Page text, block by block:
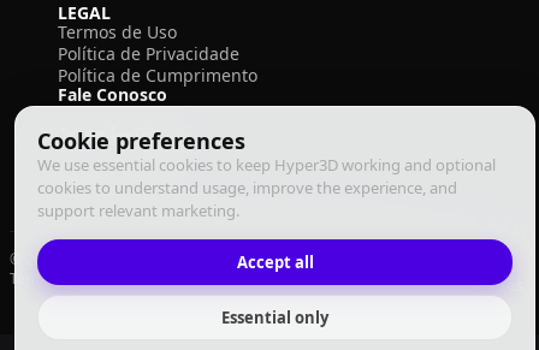
Cookie preferences
We use essential cookies to keep Hyper3D working and optional
cookies to understand usage, improve the experience, and
support relevant marketing.
Accept all
Essential only
LEGAL
Termos de Uso
Política de Privacidade
Política de Cumprimento
Fale Conosco
© 2026 Deemos Corporation. Todos os direitos reservados
Termos de Uso
Política de Cumprimento Português